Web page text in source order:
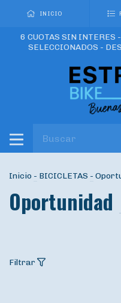
INICIO
6 CUOTAS SIN INTERES
SELECCIONADOS -
Inicio - BICICLETAS -
Oportunidad
Filtrar